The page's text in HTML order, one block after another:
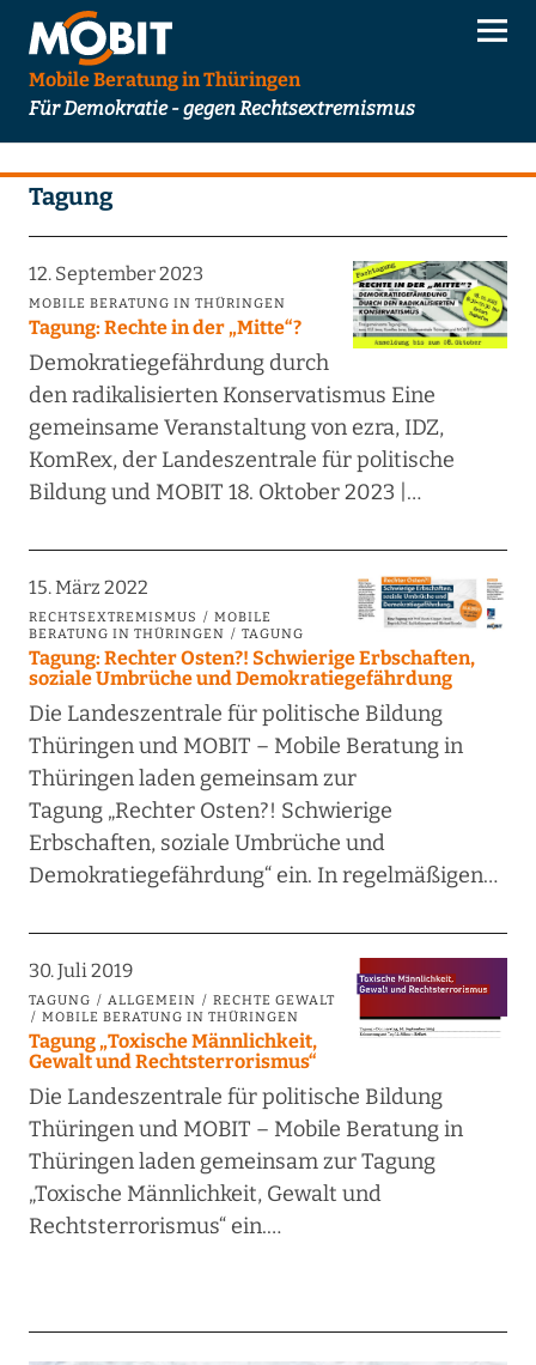
Mobile Beratung in Thüringen
Für Demokratie - gegen Rechtsextremismus
Tagung
12. September 2023
MOBILE BERATUNG IN THÜRINGEN
Tagung: Rechte in der „Mitte“?
Demokratiegefährdung durch
den radikalisierten Konservatismus Eine
gemeinsame Veranstaltung von ezra, IDZ,
KomRex, der Landeszentrale für politische
Bildung und MOBIT 18. Oktober 2023 |…
15. März 2022
RECHTSEXTREMISMUS
MOBILE
BERATUNG IN THÜRINGEN
TAGUNG
Tagung: Rechter Osten?! Schwierige Erbschaften,
soziale Umbrüche und Demokratiegefährdung
Die Landeszentrale für politische Bildung
Thüringen und MOBIT – Mobile Beratung in
Thüringen laden gemeinsam zur
Tagung „Rechter Osten?! Schwierige
Erbschaften, soziale Umbrüche und
Demokratiegefährdung“ ein. In regelmäßigen…
30. Juli 2019
TAGUNG ALLGEMEIN
RECHTE GEWALT
MOBILE BERATUNG IN THÜRINGEN
Tagung „Toxische Männlichkeit,
Gewalt und Rechtsterrorismus“
Die Landeszentrale für politische Bildung
Thüringen und MOBIT – Mobile Beratung in
Thüringen laden gemeinsam zur Tagung
„Toxische Männlichkeit, Gewalt und
Rechtsterrorismus“ ein.…